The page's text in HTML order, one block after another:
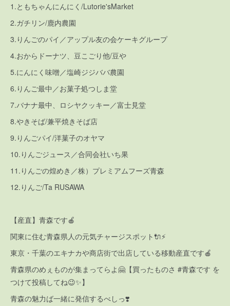
1.ともちゃんにんにく/Lutorie'sMarket
2.ガチリン/鹿内農園
3.りんごのパイ／アップル友の会ケーキグループ
4.おからドーナツ、豆こごり他/豆や
5.にんにく味噌／塩崎ジジババ農園
6.りんご最中／お菓子処つしま堂
7.バナナ最中、ロシヤクッキー／富士見堂
8.やきそば/兼平焼きそば店
9.りんごパイ/洋菓子のオヤマ
10.りんごジュース／合同会社いち果
11.りんごの煌めき／株）プレミアムフーズ青森
12.りんご/Ta RUSAWA
【産直】青森です🍎
関東に住む青森県人の元気チャージスポット🔌⚡️
東京・千葉のエキナカや商店街で出店している移動産直です🍎
青森県のめぇものが集まってらよ🤗【買ったものさ #青森です を
つけて投稿してね😉✨】
青森の魅力ば一緒に発信するべしっ❣️